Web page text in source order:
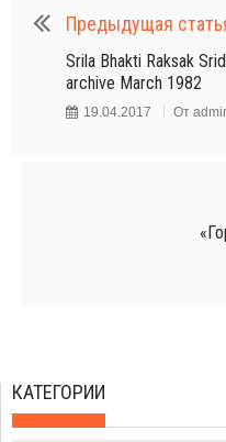
Предыдущая
Srila Bhakti Raksak
archive March 1982
19.04.2017 От
КАТЕГОРИИ